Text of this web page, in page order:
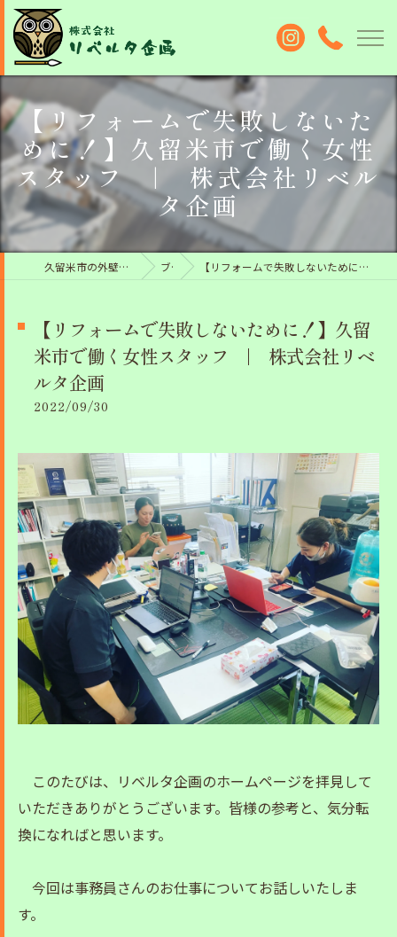
【リフォームで失敗しないた
めに！】久留米市で働く女性
スタッフ | 株式会社リベル
タ企画
久留米市の外壁塗装なら株式会社リベルタ企画 ブログ 【リフォームで失敗しないために！】久留米市で働く女性スタッフ | 株式会社リベルタ企画
【リフォームで失敗しないために！】久留
米市で働く女性スタッフ | 株式会社リベ
ルタ企画
2022/09/30
このたびは、リベルタ企画のホームページを拝見して
いただきありがとうございます。皆様の参考と、気分転
換になればと思います。
今回は事務員さんのお仕事についてお話しいたしま
す。